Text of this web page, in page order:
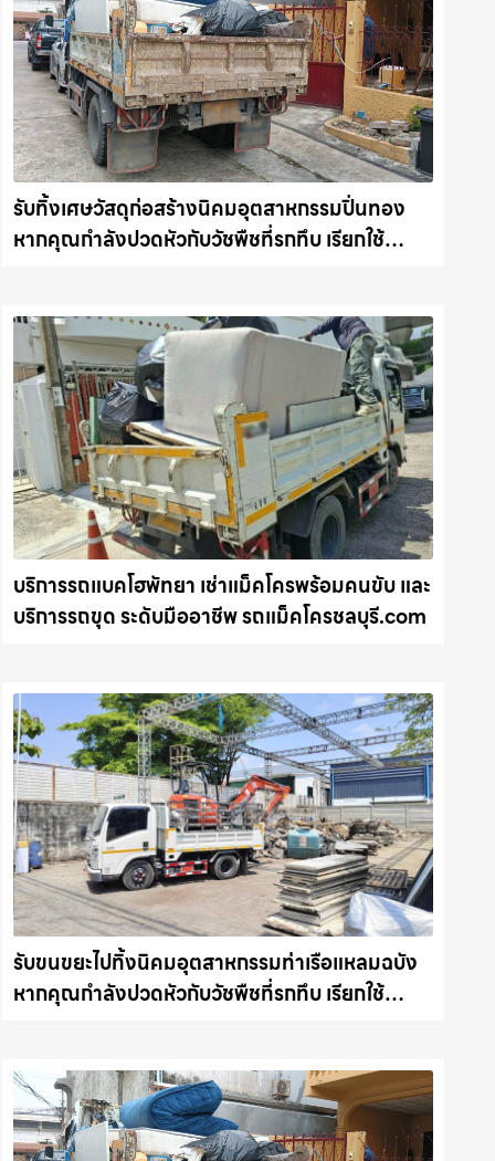
รับทิ้งเศษวัสดุก่อสร้างนิคมอุตสาหกรรมปิ่นทอง
หากคุณกำลังปวดหัวกับวัชพืชที่รกทึบ เรียกใช้
บริการรถแบคโฮพัทยา เช่าแม็คโครพร้อมคนขับ และ
บริการรถขุด ระดับมืออาชีพ รถแม็คโครชลบุรี.com
รับขนขยะไปทิ้งนิคมอุตสาหกรรมท่าเรือแหลมฉบัง
หากคุณกำลังปวดหัวกับวัชพืชที่รกทึบ เรียกใช้